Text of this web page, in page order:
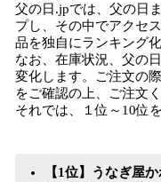
父の日.jpでは、父の日
プし、その中でアクセ
品を独自にランキング化
なお、在庫状況、父の
変化します。ご注文の
をご確認の上、ご注文く
それでは、１位～10位
【1位】うなぎ屋